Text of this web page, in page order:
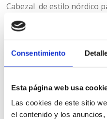
Consentimiento
Esta página web usa
Las cookies de este sitio
el contenido y los
Cabezal de estilo nórdico
290,00
iva incl.
VER